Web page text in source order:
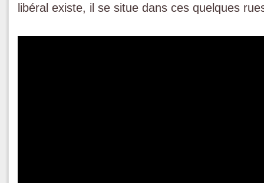
libéral existe, il se situe dans ces quelques